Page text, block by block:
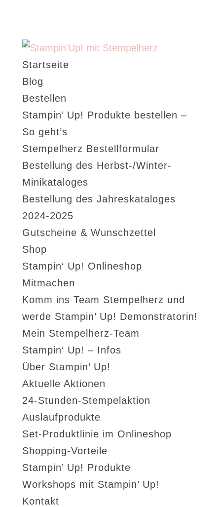
Startseite
Blog
Bestellen
Stampin’ Up! Produkte bestellen –
So geht’s
Stempelherz Bestellformular
Bestellung des Herbst-/Winter-
Minikataloges
Bestellung des Jahreskataloges
2024-2025
Gutscheine & Wunschzettel
Shop
Stampin‘ Up! Onlineshop
Mitmachen
Komm ins Team Stempelherz und
werde Stampin’ Up! Demonstratorin!
Mein Stempelherz-Team
Stampin‘ Up! – Infos
Über Stampin’ Up!
Aktuelle Aktionen
24-Stunden-Stempelaktion
Auslaufprodukte
Set-Produktlinie im Onlineshop
Shopping-Vorteile
Stampin’ Up! Produkte
Workshops mit Stampin’ Up!
Kontakt